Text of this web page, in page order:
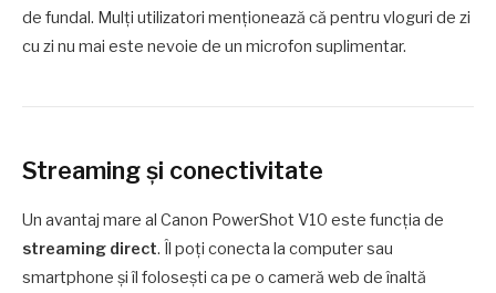
de fundal. Mulți utilizatori menționează că pentru vloguri de zi
cu zi nu mai este nevoie de un microfon suplimentar.
Streaming și conectivitate
Un avantaj mare al Canon PowerShot V10 este funcția de
streaming direct. Îl poți conecta la computer sau
smartphone și îl folosești ca pe o cameră web de înaltă